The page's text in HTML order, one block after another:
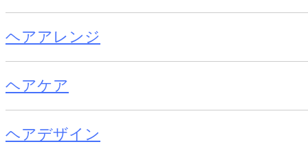
ヘアアレンジ
ヘアケア
ヘアデザイン